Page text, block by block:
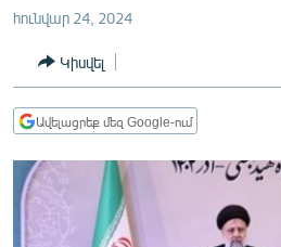
մենյուին
ԸՆՏՐՈՒԹՅՈՒՆՆԵՐ 2026
ԻՐԱՎՈՒՆՔ
ՀԱՍԱՐԱԿՈՒԹՅՈՒՆ
ՂԱՐԱԲԱՂ
ՊԱՏԵՐԱԶՄԻ 6 ՇԱԲԱԹՆԵՐԸ
հունվար 24, 2024
Կիսվել
Ավելացրեք մեզ Google-ում